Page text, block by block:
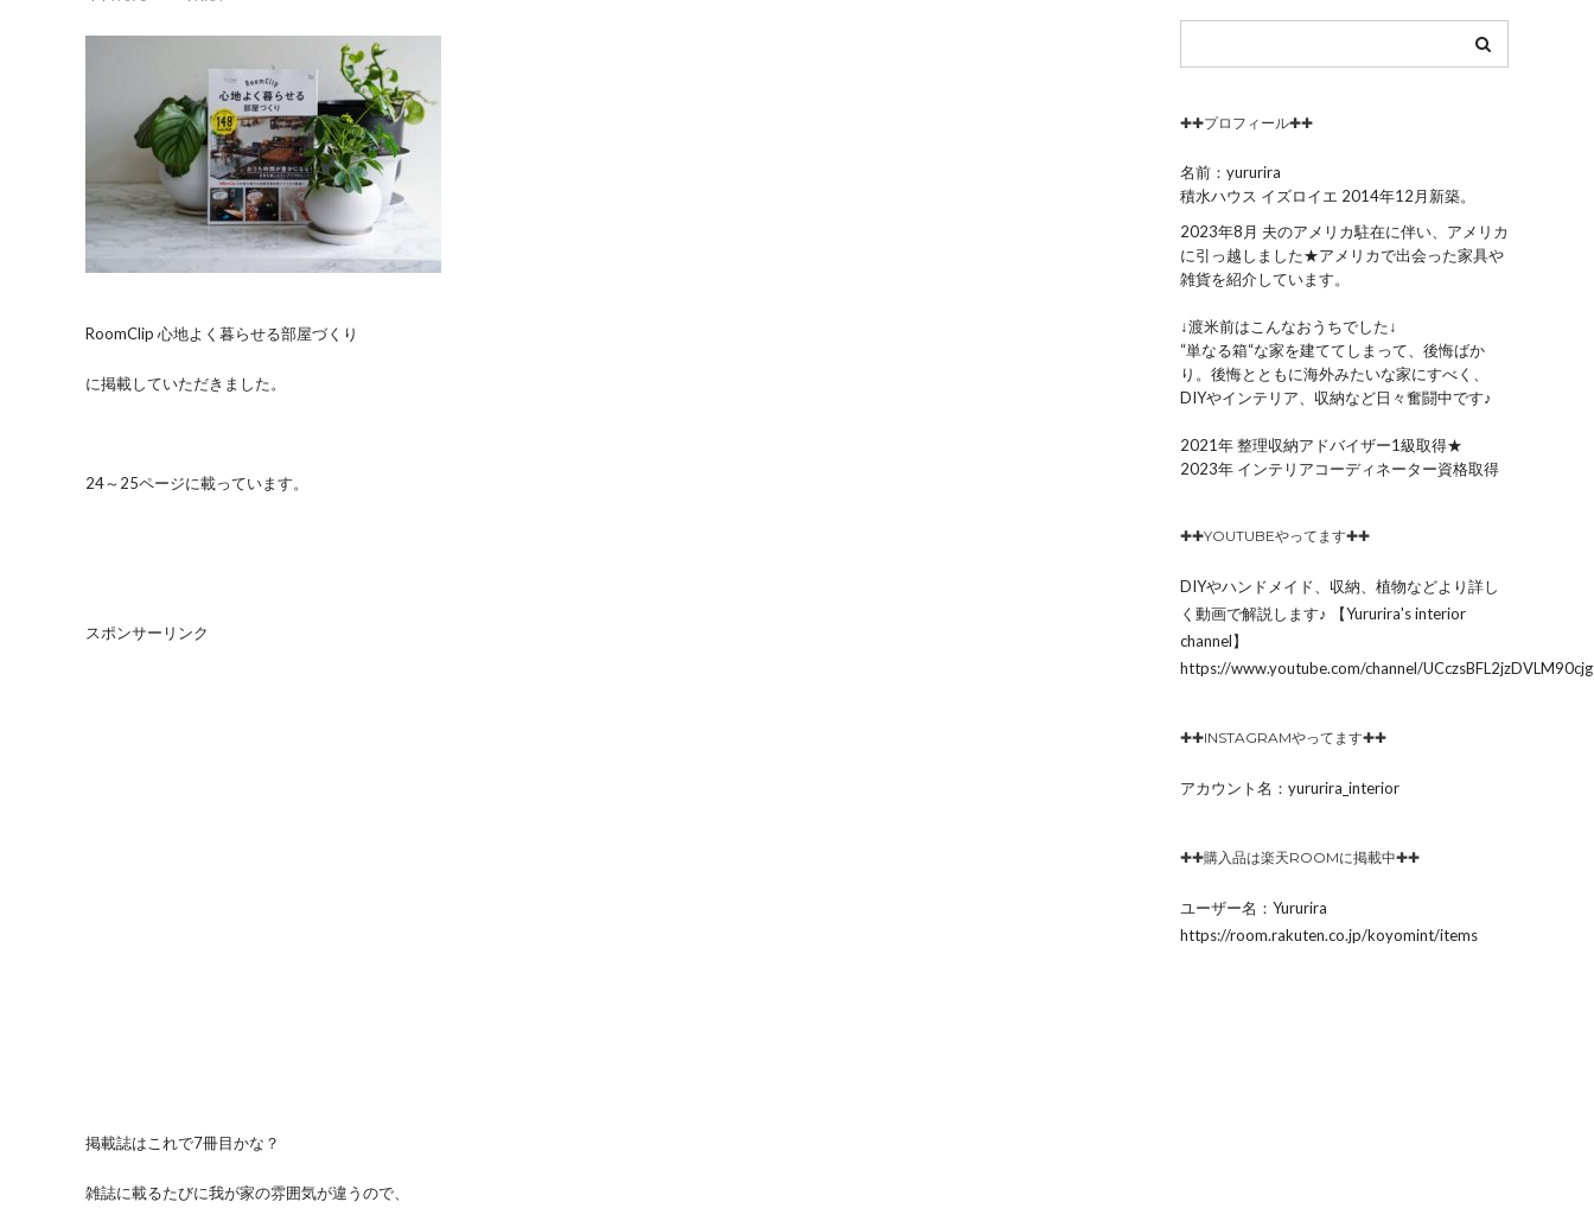
RoomClip 心地よく暮らせる部屋づくり
に掲載していただきました。
24～25ページに載っています。
スポンサーリンク
掲載誌はこれで7冊目かな？
雑誌に載るたびに我が家の雰囲気が違うので、
✚✚プロフィール✚✚
名前：yururira
積水ハウス イズロイエ 2014年12月新築。
2023年8月 夫のアメリカ駐在に伴い、アメリカ
に引っ越しました★アメリカで出会った家具や
雑貨を紹介しています。
↓渡米前はこんなおうちでした↓
“単なる箱“な家を建ててしまって、後悔ばか
り。後悔とともに海外みたいな家にすべく、
DIYやインテリア、収納など日々奮闘中です♪
2021年 整理収納アドバイザー1級取得★
2023年 インテリアコーディネーター資格取得
✚✚YOUTUBEやってます✚✚
DIYやハンドメイド、収納、植物などより詳し
く動画で解説します♪ 【Yururira's interior
channel】
https://www.youtube.com/channel/
✚✚INSTAGRAMやってます✚✚
アカウント名：yururira_interior
✚✚購入品は楽天ROOMに掲載中✚✚
ユーザー名：Yururira
https://room.rakuten.co.jp/koyomint/items